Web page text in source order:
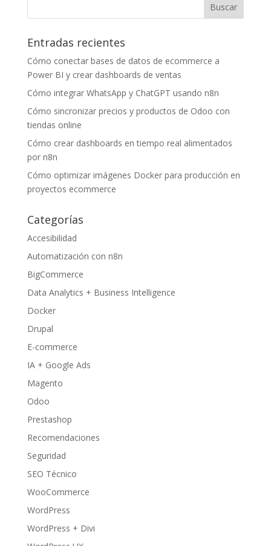
Entradas recientes
Cómo conectar bases de datos de ecommerce a
Power BI y crear dashboards de ventas
Cómo integrar WhatsApp y ChatGPT usando n8n
Cómo sincronizar precios y productos de Odoo con
tiendas online
Cómo crear dashboards en tiempo real alimentados
por n8n
Cómo optimizar imágenes Docker para producción en
proyectos ecommerce
Categorías
Accesibilidad
Automatización con n8n
BigCommerce
Data Analytics + Business Intelligence
Docker
Drupal
E-commerce
IA + Google Ads
Magento
Odoo
Prestashop
Recomendaciones
Seguridad
SEO Técnico
WooCommerce
WordPress
WordPress + Divi